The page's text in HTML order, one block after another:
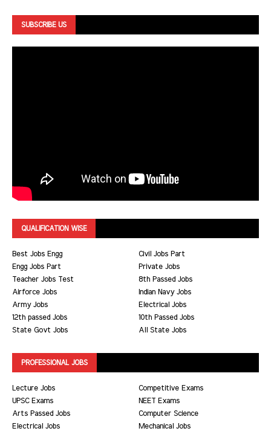
SUBSCRIBE US
QUALIFICATION WISE
Best Jobs Engg
Civil Jobs Part
Engg Jobs Part
Private Jobs
Teacher Jobs Test
8th Passed Jobs
Airforce Jobs
Indian Navy Jobs
Army Jobs
Electrical Jobs
12th passed Jobs
10th Passed Jobs
State Govt Jobs
All State Jobs
PROFESSIONAL JOBS
Lecture Jobs
Competitive Exams
UPSC Exams
NEET Exams
Arts Passed Jobs
Computer Science
Electrical Jobs
Mechanical Jobs